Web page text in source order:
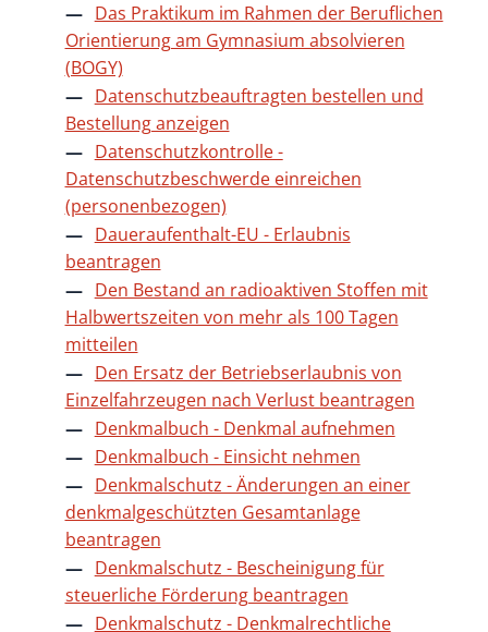
Das Praktikum im Rahmen der Beruflichen
Orientierung am Gymnasium absolvieren
(BOGY)
Datenschutzbeauftragten bestellen und
Bestellung anzeigen
Datenschutzkontrolle -
Datenschutzbeschwerde einreichen
(personenbezogen)
Daueraufenthalt-EU - Erlaubnis
beantragen
Den Bestand an radioaktiven Stoffen mit
Halbwertszeiten von mehr als 100 Tagen
mitteilen
Den Ersatz der Betriebserlaubnis von
Einzelfahrzeugen nach Verlust beantragen
Denkmalbuch - Denkmal aufnehmen
Denkmalbuch - Einsicht nehmen
Denkmalschutz - Änderungen an einer
denkmalgeschützten Gesamtanlage
beantragen
Denkmalschutz - Bescheinigung für
steuerliche Förderung beantragen
Denkmalschutz - Denkmalrechtliche